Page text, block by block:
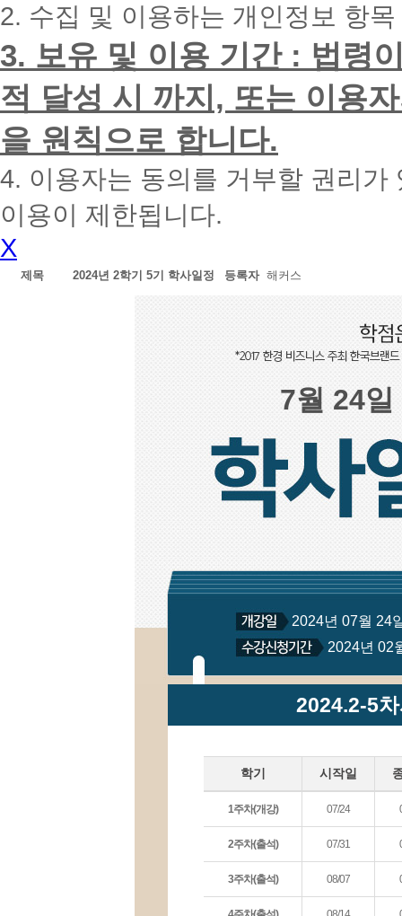
화
드
리
겠
습
니
다.
2. 수집 및 이용하는 개인정보 항
3. 보유 및 이용 기간 : 법령
적 달성 시 까지, 또는 이용
을 원칙으로 합니다.
4. 이용자는 동의를 거부할 권리
이용이 제한됩니다.
X
제목 2024년 2학기 5기 학사일정 등록자 해커스